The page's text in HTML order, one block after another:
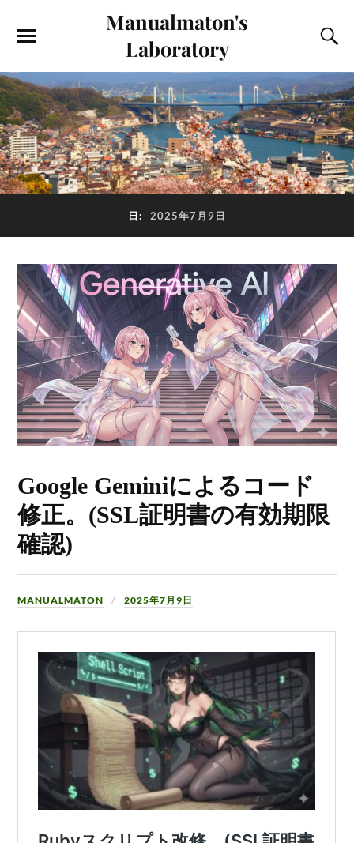
Manualmaton's
Laboratory
日: 2025年7月9日
Google Geminiによるコード
修正。(SSL証明書の有効期限
確認)
MANUALMATON 2025年7月9日